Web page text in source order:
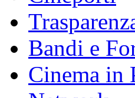
Bandi e
Cinema in